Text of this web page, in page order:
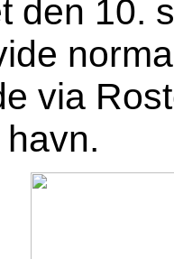
den 10.
via